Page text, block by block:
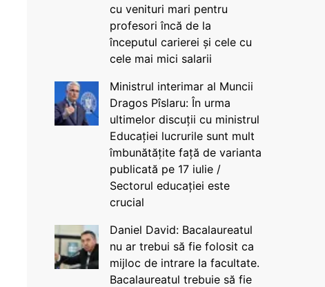
cu venituri mari pentru
profesori încă de la
începutul carierei și cele cu
cele mai mici salarii
Ministrul interimar al Muncii
Dragos Pîslaru: În urma
ultimelor discuții cu ministrul
Educației lucrurile sunt mult
îmbunătățite față de varianta
publicată pe 17 iulie /
Sectorul educației este
crucial
Daniel David: Bacalaureatul
nu ar trebui să fie folosit ca
mijloc de intrare la facultate.
Bacalaureatul trebuie să fie